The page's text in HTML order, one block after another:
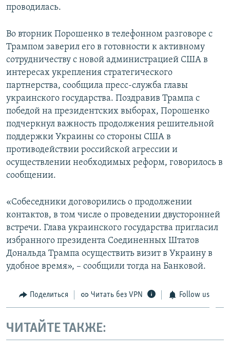
проводилась.
Во вторник Порошенко в телефонном разговоре с
Трампом заверил его в готовности к активному
сотрудничеству с новой администрацией США в
интересах укрепления стратегического
партнерства, сообщила пресс-служба главы
украинского государства. Поздравив Трампа с
победой на президентских выборах, Порошенко
подчеркнул важность продолжения решительной
поддержки Украины со стороны США в
противодействии российской агрессии и
осуществлении необходимых реформ, говорилось в
сообщении.
«Собеседники договорились о продолжении
контактов, в том числе о проведении двусторонней
встречи. Глава украинского государства пригласил
избранного президента Соединенных Штатов
Дональда Трампа осуществить визит в Украину в
удобное время», – сообщили тогда на Банковой.
Поделиться Читать без VPN Follow us
ЧИТАЙТЕ ТАКЖЕ: